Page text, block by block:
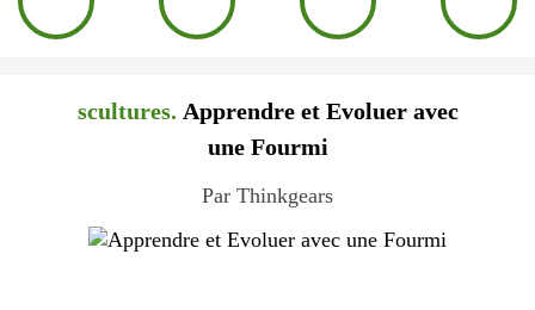
scultures. Apprendre et Evoluer avec
une Fourmi
Par Thinkgears